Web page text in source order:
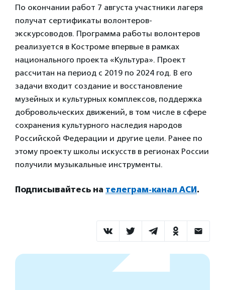
По окончании работ 7 августа участники лагеря
получат сертификаты волонтеров-
экскурсоводов. Программа работы волонтеров
реализуется в Костроме впервые в рамках
национального проекта «Культура». Проект
рассчитан на период с 2019 по 2024 год. В его
задачи входит создание и восстановление
музейных и культурных комплексов, поддержка
добровольческих движений, в том числе в сфере
сохранения культурного наследия народов
Российской Федерации и другие цели. Ранее по
этому проекту школы искусств в регионах России
получили музыкальные инструменты.
Подписывайтесь на телеграм-канал АСИ.